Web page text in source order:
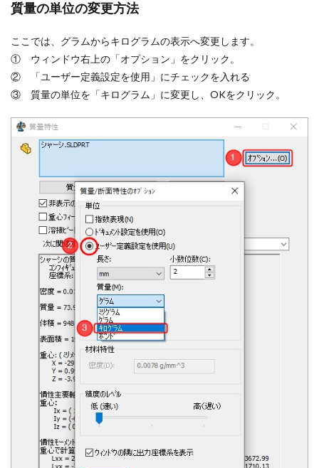
質量の単位の変更方法
ここでは、グラムからキログラムの表示へ変更します。
① ウィンドウ右上の「オプション」をクリック。
② 「ユーザー定義設定を使用」にチェックを入れる
③ 質量の単位を「キログラム」に変更し、OKをクリック。